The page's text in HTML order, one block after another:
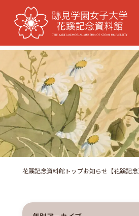
花蹊記念資料館トップお知らせ 【花蹊記